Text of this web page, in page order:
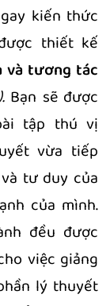
kiến thức
thiết kế
và tương tác
Bạn sẽ được
tập thú vị
vừa tiếp
tư duy của
của mình.
đều được
việc giảng
lý thuyết